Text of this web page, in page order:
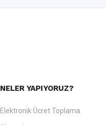
NELER YAPIYORUZ?
Elektronik Ücret Toplama